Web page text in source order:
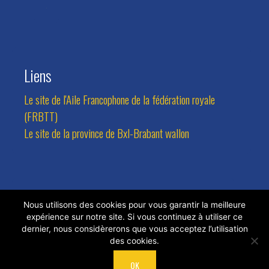
Liens
Le site de l'Aile Francophone de la fédération royale
(FRBTT)
Le site de la province de Bxl-Brabant wallon
Contact
Adresse:Avenue des Combattants 94, 1470 Bousval
Nous utilisons des cookies pour vous garantir la meilleure
expérience sur notre site. Si vous continuez à utiliser ce
dernier, nous considèrerons que vous acceptez l’utilisation
des cookies.
OK